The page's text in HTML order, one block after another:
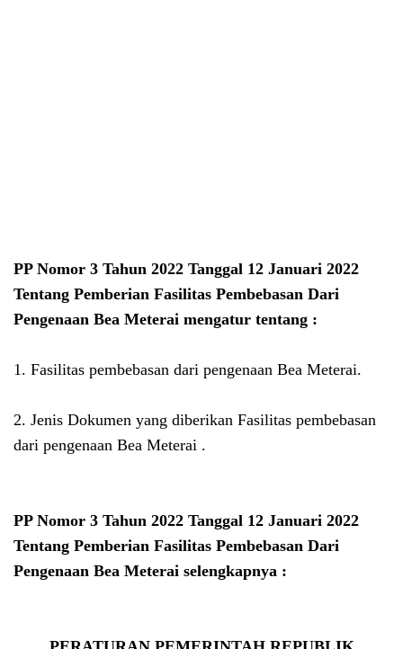
PP Nomor 3 Tahun 2022 Tanggal 12 Januari 2022
Tentang Pemberian Fasilitas Pembebasan Dari
Pengenaan Bea Meterai mengatur tentang :
1. Fasilitas pembebasan dari pengenaan Bea Meterai.
2. Jenis Dokumen yang diberikan Fasilitas pembebasan
dari pengenaan Bea Meterai .
PP Nomor 3 Tahun 2022 Tanggal 12 Januari 2022
Tentang Pemberian Fasilitas Pembebasan Dari
Pengenaan Bea Meterai selengkapnya :